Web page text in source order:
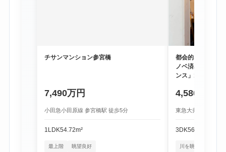
チサンマンション参宮橋
7,490万円
小田急小田原線 参宮橋駅 徒歩5分
1LDK54.72m²
最上階 眺望良好
都会的な利便性
ノベ済み物件「
ンス」1階
4,580万円
東急大井町線 尾山
3DK56.16m²
川を眺める暮らし